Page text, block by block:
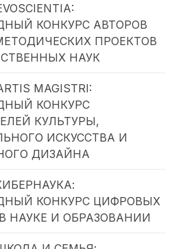
КОНКУРС АВТОРОВ
ПРОЕКТОВ
НАУК
MAGISTRI:
КОНКУРС
КУЛЬТУРЫ,
ИСКУССТВА И
ДИЗАЙНА
КОНКУРС ЦИФРОВЫХ
НАУКЕ И ОБРАЗОВАНИИ